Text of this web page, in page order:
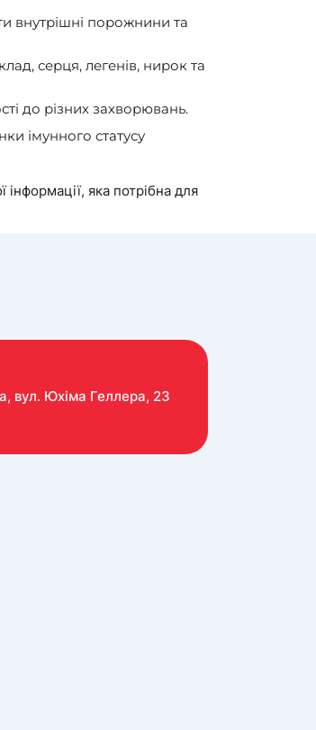
внутрішні порожнини та
серця, легенів, нирок та
до різних захворювань.
імунного статусу
яка потрібна для
вул. Юхіма Геллера, 23